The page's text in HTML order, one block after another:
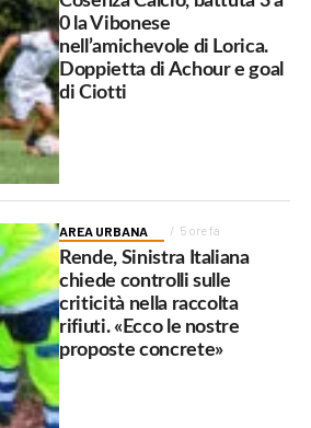
0 la Vibonese
nell’amichevole di Lorica.
Doppietta di Achour e goal
di Ciotti
AREA URBANA 5 ore fa
Rende, Sinistra Italiana
chiede controlli sulle
criticità nella raccolta
rifiuti. «Ecco le nostre
proposte concrete»